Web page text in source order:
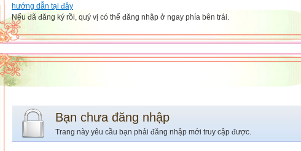
hướng dẫn tại đây
Nếu đã đăng ký rồi, quý vị có thể đăng nhập ở ngay phía bên trái.
Bạn chưa đăng nhập
Trang này yêu cầu bạn phải đăng nhập mới truy cập được.